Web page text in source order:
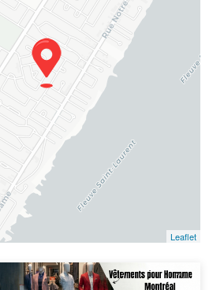
Leaflet